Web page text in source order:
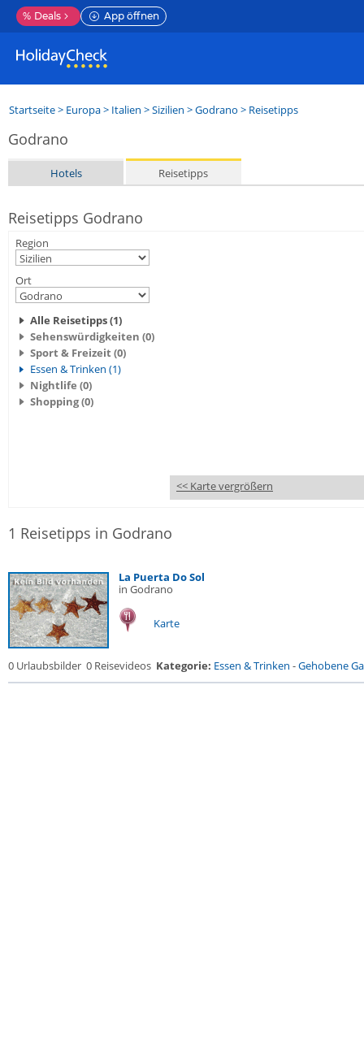
% Deals App öffnen
Startseite> Europa> Italien >Sizilien >Godrano > Reisetipps
Godrano
Hotels Reisetipps
Reisetipps Godrano
Region
Ort
Alle Reisetipps (1)
Sehenswürdigkeiten (0)
Sport & Freizeit (0)
Essen & Trinken (1)
Nightlife (0)
Shopping (0)
<< Karte vergrößern
1 Reisetipps in Godrano
La Puerta Do Sol
in Godrano
Karte
0 Urlaubsbilder 0 Reisevideos Kategorie: Essen & Trinken -Gehobene